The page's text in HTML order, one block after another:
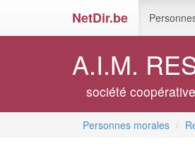
NetDir.be
A.I.M.
société
Personnes morales